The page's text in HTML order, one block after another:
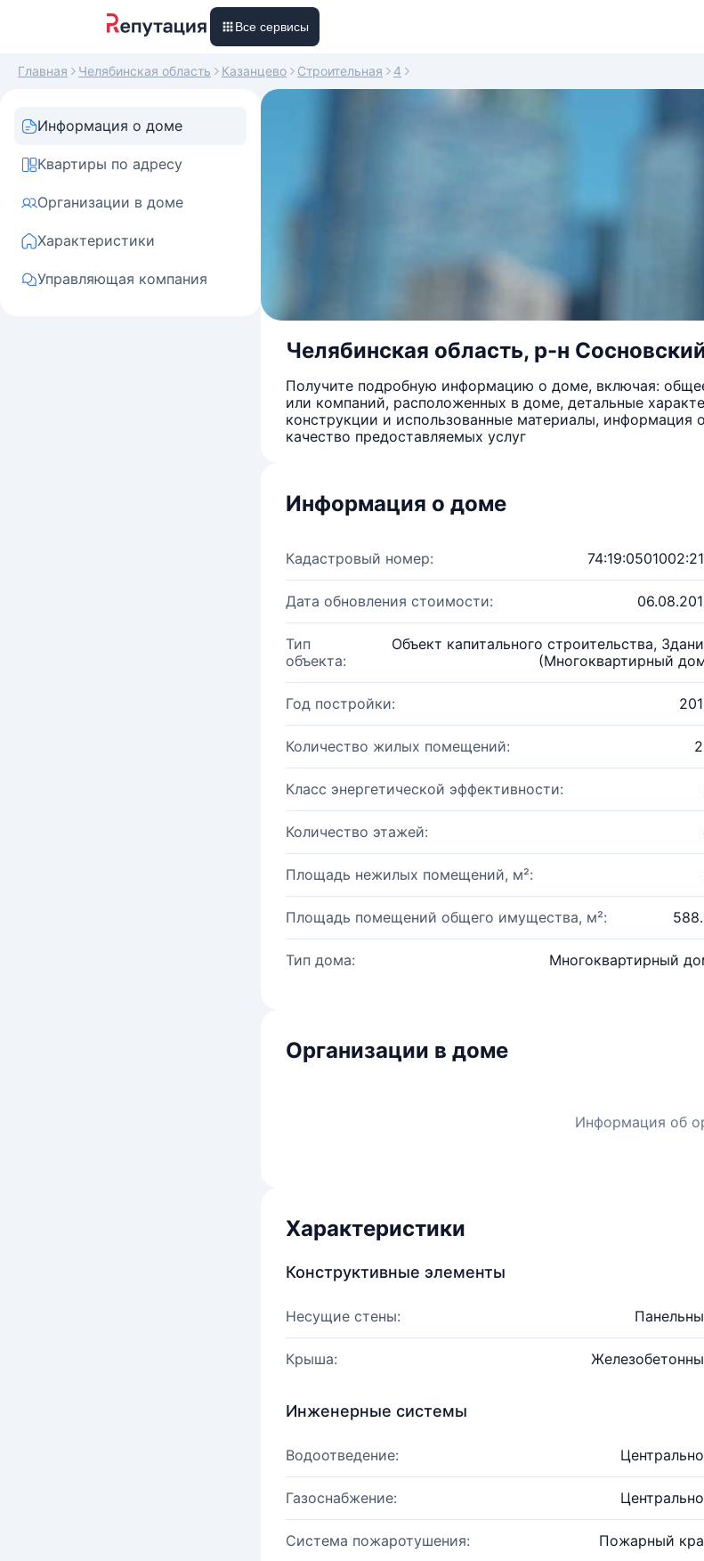
Все сервисы
Главная Челябинская область Казанцево Строительная 4
Информация о доме
Квартиры по адресу
Организации в доме
Характеристики
Управляющая компания
Челябинская область, р-н
Получите подробную информацию о доме, включая:
или компаний, расположенных в доме, детальные
конструкции и использованные материалы, информация
качество предоставляемых услуг
Информация о доме
Кадастровый номер:
Дата обновления стоимости:
Тип
объекта:
Объект капитального строительства,
(Многоквартирный
Год постройки:
Количество жилых помещений:
Класс энергетической эффективности:
Количество этажей:
Площадь нежилых помещений, м²:
Площадь помещений общего имущества, м²:
Тип дома: Многоквартирный
Организации в доме
Информация об
Характеристики
Конструктивные элементы
Несущие стены:
Крыша:
Инженерные системы
Водоотведение:
Газоснабжение:
Система пожаротушения: Пожарный